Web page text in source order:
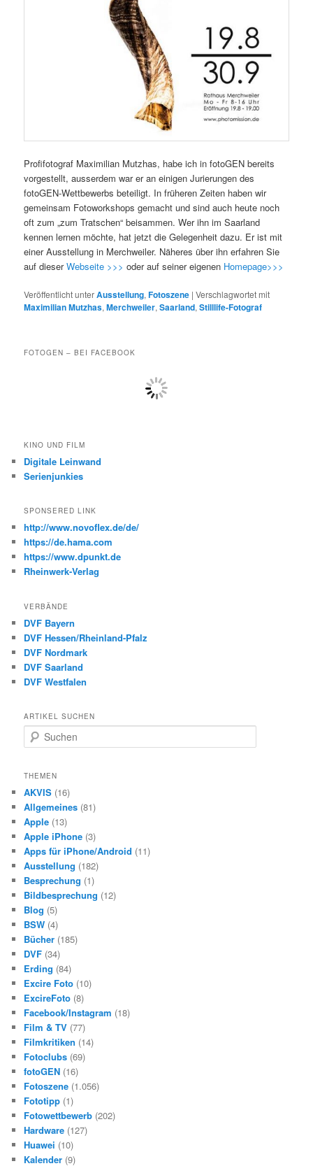
Profifotograf Maximilian Mutzhas, habe ich in fotoGEN bereits
vorgestellt, ausserdem war er an einigen Jurierungen des
fotoGEN-Wettbewerbs beteiligt. In früheren Zeiten haben wir
gemeinsam Fotoworkshops gemacht und sind auch heute noch
oft zum „zum Tratschen“ beisammen. Wer ihn im Saarland
kennen lernen möchte, hat jetzt die Gelegenheit dazu. Er ist mit
einer Ausstellung in Merchweiler. Näheres über ihn erfahren Sie
auf dieserWebseite >>>oder auf seiner eigenen Homepage>>>
Veröffentlicht unterAusstellung,Fotoszene |Verschlagwortet mit
Maximilian Mutzhas,Merchweiler,Saarland,Stilllife-Fotograf
FOTOGEN – BEI FACEBOOK
KINO UND FILM
Digitale Leinwand
Serienjunkies
SPONSERED LINK
http://www.novoflex.de/de/
https://de.hama.com
https://www.dpunkt.de
Rheinwerk-Verlag
VERBÄNDE
DVF Bayern
DVF Hessen/Rheinland-Pfalz
DVF Nordmark
DVF Saarland
DVF Westfalen
ARTIKEL SUCHEN
u
h
n
THEMEN
AKVIS (16)
Allgemeines (81)
Apple (13)
Apple iPhone (3)
Apps für iPhone/Android (11)
Ausstellung (182)
Besprechung (1)
Bildbesprechung (12)
Blog (5)
BSW (4)
Bücher (185)
DVF (34)
Erding (84)
Excire Foto (10)
ExcireFoto (8)
Facebook/Instagram (18)
Film & TV (77)
Filmkritiken (14)
Fotoclubs (69)
fotoGEN (16)
Fotoszene (1.056)
Fototipp (1)
Fotowettbewerb (202)
Hardware (127)
Huawei (10)
Kalender (9)